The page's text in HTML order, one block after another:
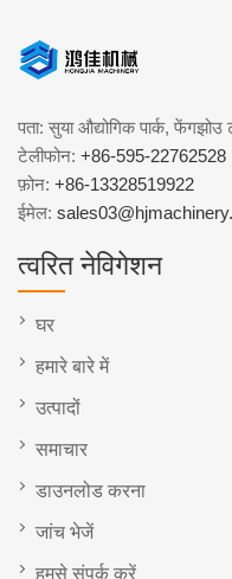
पता: सुया औद्योगिक पार्क,
टेलीफोन: +86-595-22762528
फ़ोन: +86-13328519922
ईमेल:
त्वरित नेविगेशन
घर
हमारे बारे में
उत्पादों
समाचार
डाउनलोड करना
जांच भेजें
हमसे संपर्क करें